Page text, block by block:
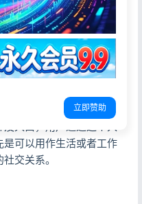
户端 支持红包转账 朋友
册 视频通话 附视频教程
一栏游戏专区列表，在这
可以用作生活或者工作
交关系。
立即赞助